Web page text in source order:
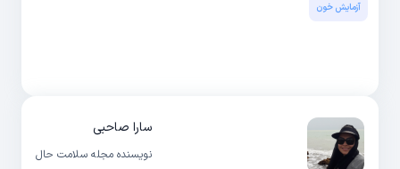
آزمایش خون
سارا صاحبی
نویسنده مجله سلامت حال